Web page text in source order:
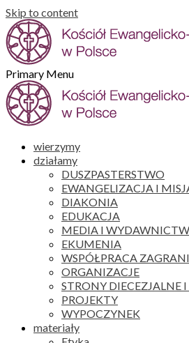
Skip to content
Primary Menu
wierzymy
działamy
DUSZPASTERSTWO
EWANGELIZACJA I
DIAKONIA
EDUKACJA
MEDIA I
EKUMENIA
WSPÓŁPRACA
ORGANIZACJE
STRONY DIECEZJALNE
PROJEKTY
WYPOCZYNEK
materiały